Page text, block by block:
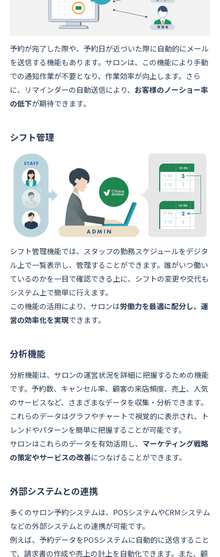
予約が完了した際や、予約日が近づいた際に自動的にメール
を送信する機能もあります。サロンは、この機能により手動
での通知作業が不要となり、作業効率が向上します。さら
に、リマインダーの自動送信により、 お客様のノーショー率
の低下が期待できます。
シフト管理
シフト管理機能では、スタッフの勤務スケジュールをデジタ
ル上で一覧表示し、管理することができます。誰がいつ働い
ているのかを一目で確認できる上に、シフトの変更や交代も
システム上で簡単に行えます。
この機能の活用により、サロンは労働力を最適に配分し、運
営の効率化を実現できます。
分析機能
分析機能は、サロンの運営状況を詳細に把握するための機能
です。予約数、キャンセル率、顧客の来店頻度、売上、人気
のサービスなど、さまざまなデータを収集・分析できます。
これらのデータはグラフやチャートで視覚的に表示され、ト
レンドやパターンを簡単に把握することが可能です。
サロンはこれらのデータを有効活用し、 マーケティング戦略
の策定やサービスの改善につなげることができます。
外部システムとの連携
多くのサロン予約システムは、POSシステムやCRMシステム
などの外部システムとの連携が可能です。
例えば、予約データをPOSシステムに自動的に送信すること
で、請求書の作成や売上の計上を自動化できます。また、顧